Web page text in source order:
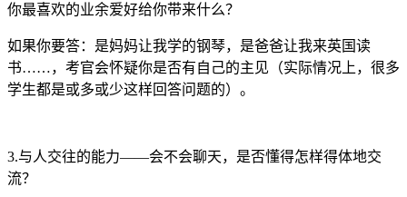
你最喜欢的业余爱好给你带来什么？
如果你要答：是妈妈让我学的钢琴，是爸爸让我来英国读
书……，考官会怀疑你是否有自己的主见（实际情况上，很多
学生都是或多或少这样回答问题的）。
3.与人交往的能力——会不会聊天，是否懂得怎样得体地交
流？